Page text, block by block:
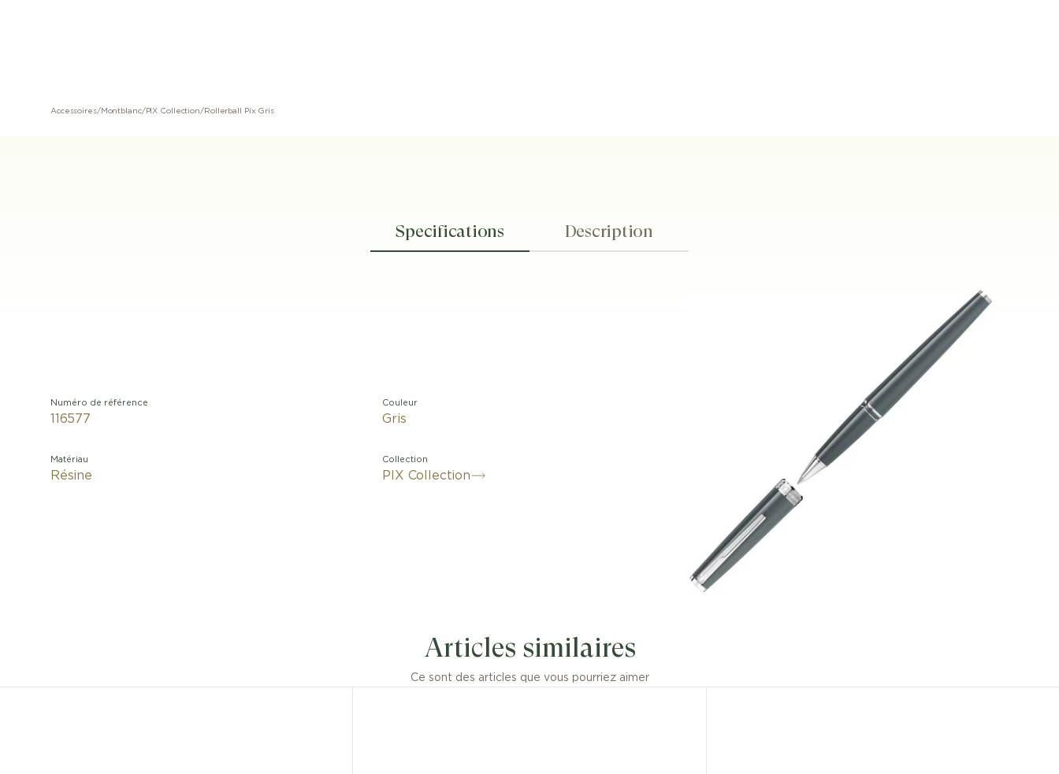
Accessoires/Montblanc/PIX Collection/Rollerball Pix Gris
Specifications Description
Numéro de référence
116577
Matériau
Résine
Couleur
Gris
Collection
PIX Collection
Articles similaires
Ce sont des articles que vous pourriez aimer